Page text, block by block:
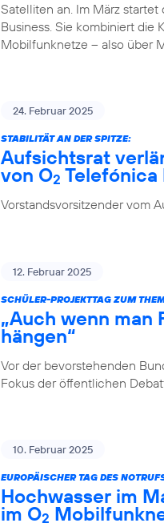
Satelliten an. Im März
Business. Sie kombiniert
Mobilfunknetze – also über
24. Februar 2025
STABILITÄT AN DER SPITZE:
Aufsichtsrat
von O2 Telefónica
Vorstandsvorsitzender vom
12. Februar 2025
SCHÜLER-PROJEKTTAG ZUM
„Auch wenn
hängen“
Vor der bevorstehenden
Fokus der öffentlichen
10. Februar 2025
EUROPÄISCHER TAG DES
Hochwasser im
im O2